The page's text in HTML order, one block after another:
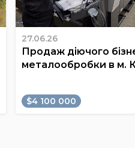
27.06.26
Продаж діючого
металообробки в м.
$4 100 000